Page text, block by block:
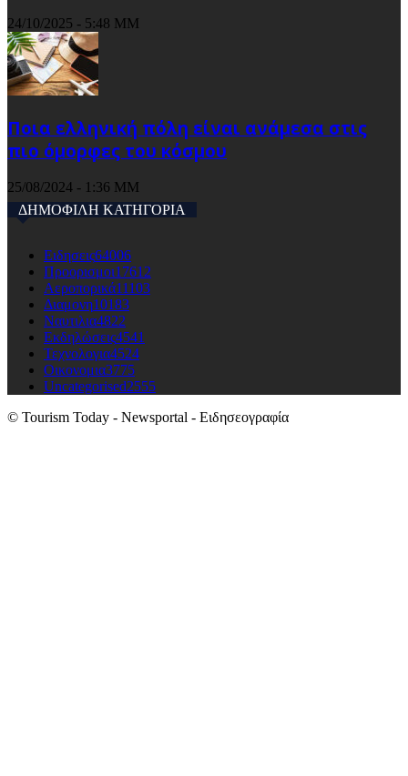
24/10/2025 - 5:48 ΜΜ
Ποια ελληνική πόλη είναι ανάμεσα στις
πιο όμορφες του κόσμου
25/08/2024 - 1:36 ΜΜ
ΔΗΜΟΦΙΛΗ ΚΑΤΗΓΟΡΙΑ
Ειδησεις64006
Προορισμοι17612
Αεροπορικά11103
Διαμονη10183
Ναυτιλια4822
Εκδηλώσεις4541
Τεχνολογια4524
Οικονομια3775
Uncategorised2555
© Tourism Today - Newsportal - Ειδησεογραφία